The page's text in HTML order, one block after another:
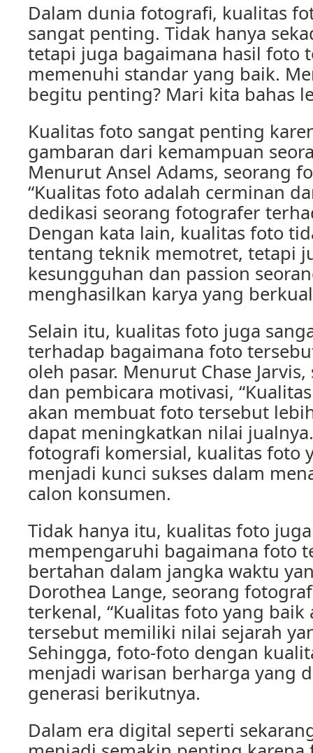
Dalam dunia fotografi, kualitas
sangat penting. Tidak hanya
tetapi juga bagaimana hasil foto
memenuhi standar yang baik.
begitu penting? Mari kita bahas
Kualitas foto sangat penting
gambaran dari kemampuan
Menurut Ansel Adams, seorang
“Kualitas foto adalah cerminan
dedikasi seorang fotografer
Dengan kata lain, kualitas foto
tentang teknik memotret, tetapi
kesungguhan dan passion
menghasilkan karya yang
Selain itu, kualitas foto juga
terhadap bagaimana foto
oleh pasar. Menurut Chase
dan pembicara motivasi,
akan membuat foto tersebut
dapat meningkatkan nilai
fotografi komersial, kualitas foto
menjadi kunci sukses dalam
calon konsumen.
Tidak hanya itu, kualitas foto
mempengaruhi bagaimana foto
bertahan dalam jangka waktu
Dorothea Lange, seorang
terkenal, “Kualitas foto yang
tersebut memiliki nilai sejarah
Sehingga, foto-foto dengan
menjadi warisan berharga yang
generasi berikutnya.
Dalam era digital seperti